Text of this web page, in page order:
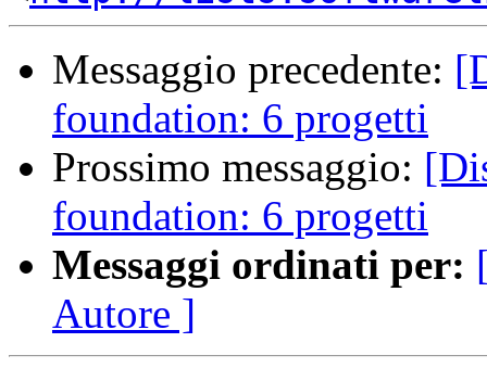
Messaggio precedente:
foundation: 6 progetti
Prossimo messaggio:
foundation: 6 progetti
Messaggi ordinati per:
Autore ]